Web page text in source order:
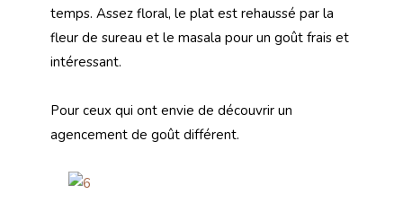
temps. Assez floral, le plat est rehaussé par la
fleur de sureau et le masala pour un goût frais et
intéressant.
Pour ceux qui ont envie de découvrir un
agencement de goût différent.